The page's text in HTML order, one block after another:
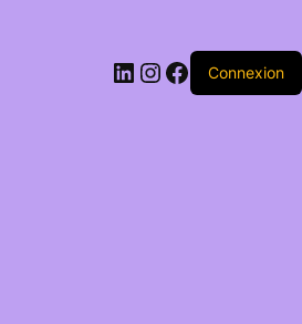
LinkedIn
Instagram
Facebook
Connexion